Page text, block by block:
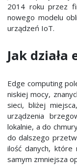
2014 roku przez
nowego modelu
urządzeń IoT.
Jak
Edge computing
niskiej mocy,
sieci, bliżej
urządzenia
lokalnie, a do
do dalszego
ilość danych, które
samym zmniejsza